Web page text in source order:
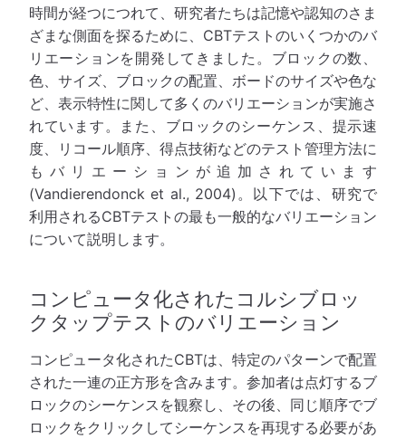
時間が経つにつれて、研究者たちは記憶や認知のさま
ざまな側面を探るために、CBTテストのいくつかのバ
リエーションを開発してきました。ブロックの数、
色、サイズ、ブロックの配置、ボードのサイズや色な
ど、表示特性に関して多くのバリエーションが実施さ
れています。また、ブロックのシーケンス、提示速
度、リコール順序、得点技術などのテスト管理方法に
もバリエーションが追加されています
(Vandierendonck et al., 2004)。以下では、研究で
利用されるCBTテストの最も一般的なバリエーション
について説明します。
コンピュータ化されたコルシブロッ
クタップテストのバリエーション
コンピュータ化されたCBTは、特定のパターンで配置
された一連の正方形を含みます。参加者は点灯するブ
ロックのシーケンスを観察し、その後、同じ順序でブ
ロックをクリックしてシーケンスを再現する必要があ